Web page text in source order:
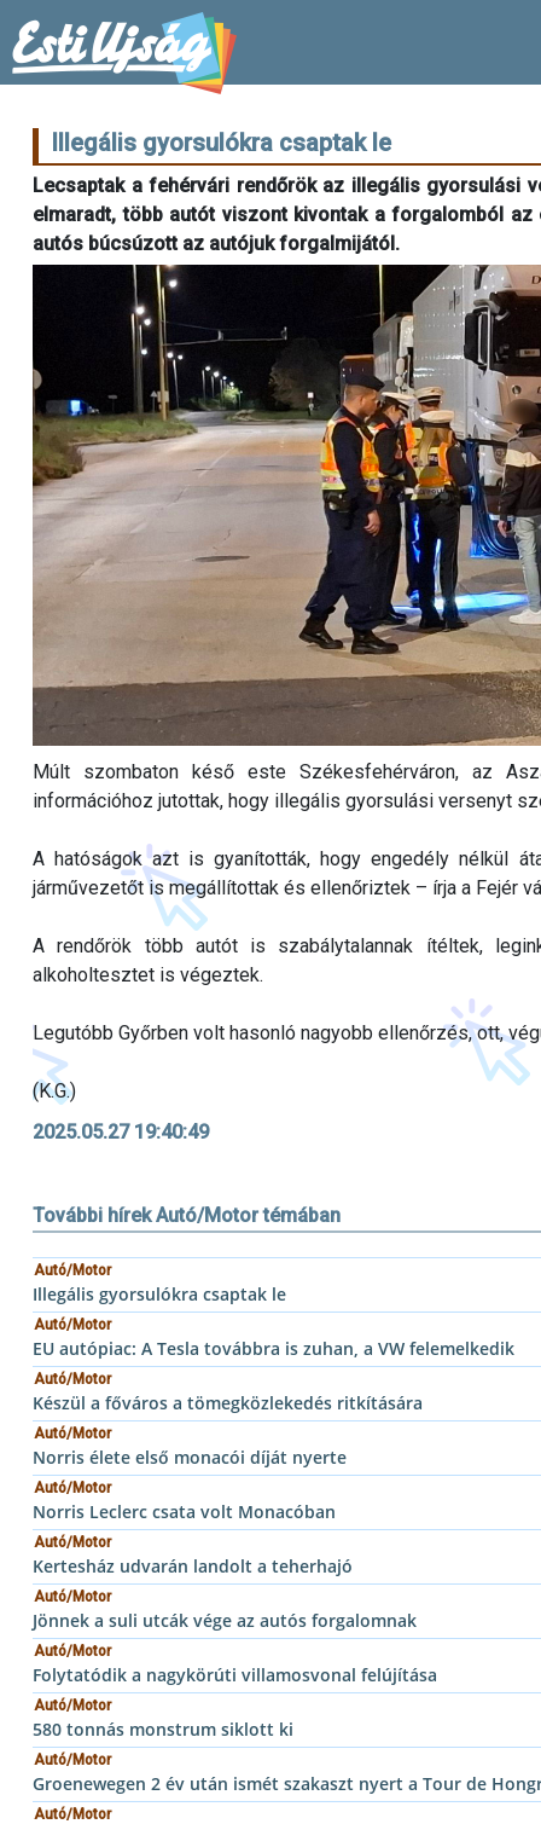
Illegális gyorsulókra csaptak le
Lecsaptak a fehérvári rendőrök az illegális gyorsulási
elmaradt, több autót viszont kivontak a forgalomból
autós búcsúzott az autójuk forgalmijától.
Múlt szombaton késő este Székesfehérváron, az
információhoz jutottak, hogy illegális gyorsulási versenyt
A hatóságok azt is gyanították, hogy engedély nélkül
járművezetőt is megállítottak és ellenőriztek – írja a Fejér
A rendőrök több autót is szabálytalannak ítéltek,
alkoholtesztet is végeztek.
Legutóbb Győrben volt hasonló nagyobb ellenőrzés, ott,
(K.G.)
2025.05.27 19:40:49
További hírek Autó/Motor témában
Autó/Motor
Illegális gyorsulókra csaptak le
Autó/Motor
EU autópiac: A Tesla továbbra is zuhan, a VW felemelkedik
Autó/Motor
Készül a főváros a tömegközlekedés ritkítására
Autó/Motor
Norris élete első monacói díját nyerte
Autó/Motor
Norris Leclerc csata volt Monacóban
Autó/Motor
Kertesház udvarán landolt a teherhajó
Autó/Motor
Jönnek a suli utcák vége az autós forgalomnak
Autó/Motor
Folytatódik a nagykörúti villamosvonal felújítása
Autó/Motor
580 tonnás monstrum siklott ki
Autó/Motor
Groenewegen 2 év után ismét szakaszt nyert a Tour de
Autó/Motor